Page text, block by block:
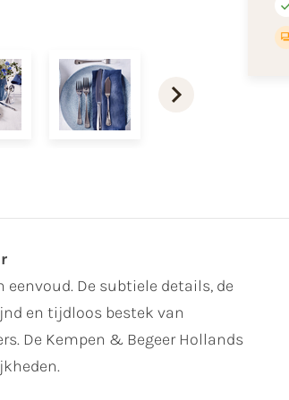
De subtiele details, de
en tijdloos bestek van
De Kempen & Begeer Hollands